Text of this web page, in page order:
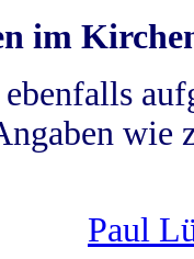
im
wie
Paul